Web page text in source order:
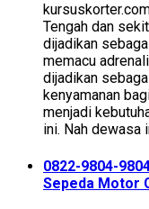
Tengah dan
dijadikan
memacu
dijadikan
kenyamanan
menjadi
ini. Nah dewasa
0822-9804-
Sepeda Motor